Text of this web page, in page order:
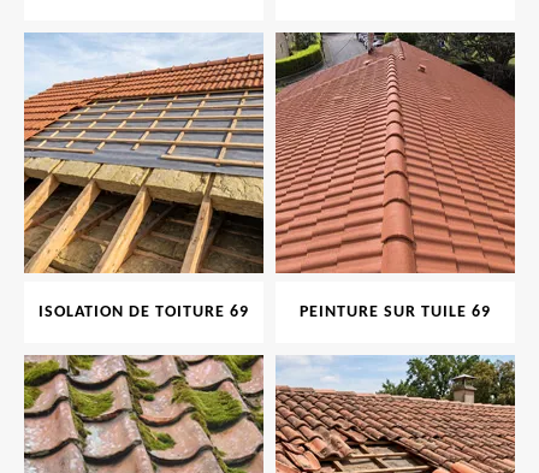
ISOLATION DE TOITURE 69 PEINTURE SUR TUILE 69